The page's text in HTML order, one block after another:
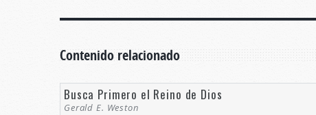
Contenido relacionado
Busca Primero el Reino de Dios
Gerald E. Weston